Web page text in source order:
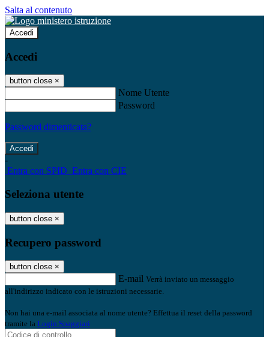
Salta al contenuto
Accedi
Accedi
button close ×
Nome Utente
Password
Password dimenticata?
-
Entra con SPID Entra con CIE
Seleziona utente
button close ×
Recupero password
button close ×
E-mail Verrà inviato un messaggio
all'indirizzo indicato con le istruzioni necessarie.
Non hai una e-mail associata al nome utente? Effettua il reset della password
tramite la Login Spaggiari